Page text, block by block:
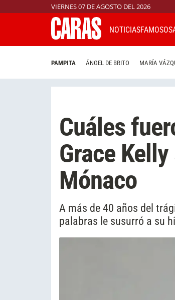
VIERNES 07 DE AGOSTO DEL 2026
NOTICIASFAMOSOS
PAMPITA ÁNGEL DE BRITO MARÍA
Cuáles
Grace
Mónaco
A más de 40 años del
palabras le susurró a su